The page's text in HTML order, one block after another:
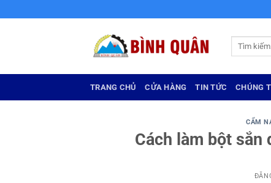
qua
TRANG CHỦ CỬA HÀNG TIN TỨC CHÚNG
CẨM
Cách làm bột sắn